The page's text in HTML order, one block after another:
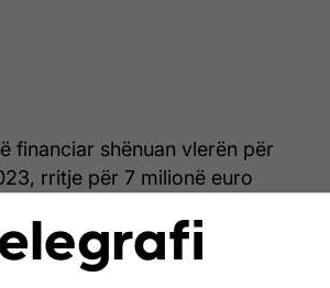
financiar shënuan vlerën për
rritje për 7 milionë euro
është ndikuar kryesisht nga
financiar", thuhet në raport,